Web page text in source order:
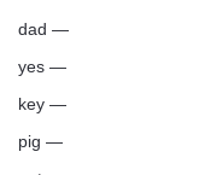
dad —
yes —
key —
pig —